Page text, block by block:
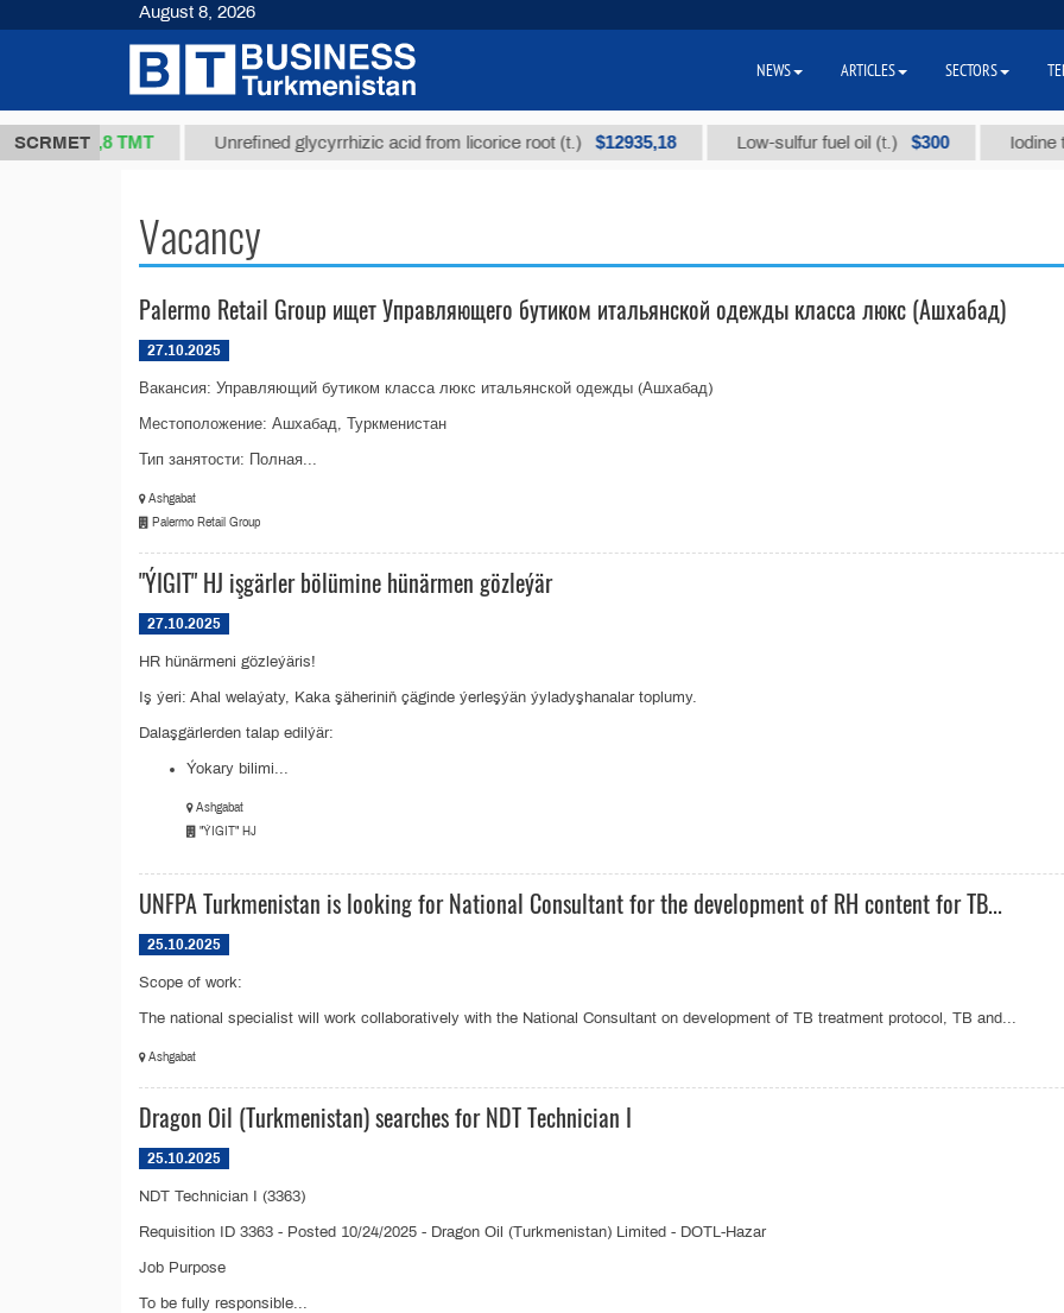
SCRMET
37,8 ТМТ Unrefined glycyrrhizic acid from licorice root (t.) $12935,18 Low-sulfur fuel oil (t.) $300 Iodine
Vacancy
Palermo Retail Group ищет Управляющего бутиком итальянской одежды класса люкс (Ашхабад)
27.10.2025
Вакансия: Управляющий бутиком класса люкс итальянской одежды (Ашхабад)
Местоположение: Ашхабад, Туркменистан
Тип занятости: Полная...
Ashgabat
Palermo Retail Group
"ÝIGIT" HJ işgärler bölümine hünärmen gözleýär
27.10.2025
HR hünärmeni gözleýäris!
Iş ýeri: Ahal welaýaty, Kaka şäheriniň çäginde ýerleşýän ýyladyşhanalar toplumy.
Dalaşgärlerden talap edilýär:
Ýokary bilimi...
Ashgabat
"ÝIGIT" HJ
UNFPA Turkmenistan is looking for National Consultant for the development of RH content for TB...
25.10.2025
Scope of work:
The national specialist will work collaboratively with the National Consultant on development of TB treatment protocol, TB and...
Ashgabat
Dragon Oil (Turkmenistan) searches for NDT Technician I
25.10.2025
NDT Technician I (3363)
Requisition ID 3363 - Posted 10/24/2025 - Dragon Oil (Turkmenistan) Limited - DOTL-Hazar
Job Purpose
To be fully responsible...
August 8, 2026
NEWS ARTICLES SECTORS